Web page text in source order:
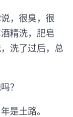
，很臭，很
精洗，肥皂
洗了过后，总
？
是土路。